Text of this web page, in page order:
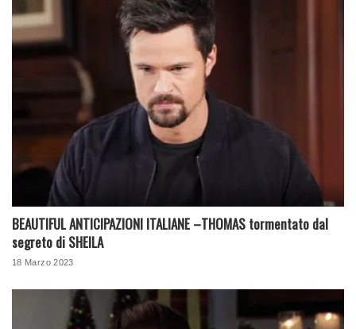
BEAUTIFUL ANTICIPAZIONI ITALIANE –THOMAS tormentato dal
segreto di SHEILA
18 Marzo 2023